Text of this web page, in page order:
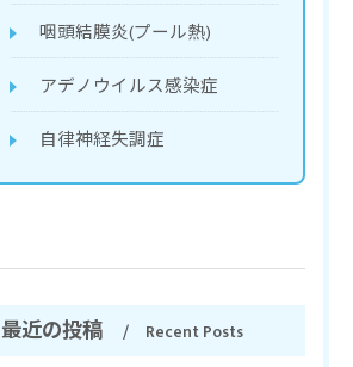
咽頭結膜炎(プール熱)
アデノウイルス感染症
自律神経失調症
最近の投稿 Recent Posts